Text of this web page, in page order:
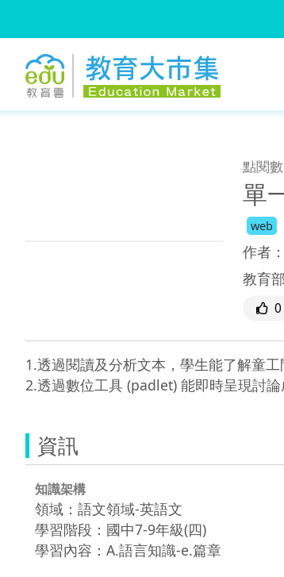
點閱
單
web
作者：
教育
0
1.透過閱讀及分析文本，學生能了解童
2.透過數位工具 (padlet) 能即時呈現討
資訊
知識架構
領域：語文領域-英語文
學習階段：國中7-9年級(四)
學習內容：A.語言知識-e.篇章